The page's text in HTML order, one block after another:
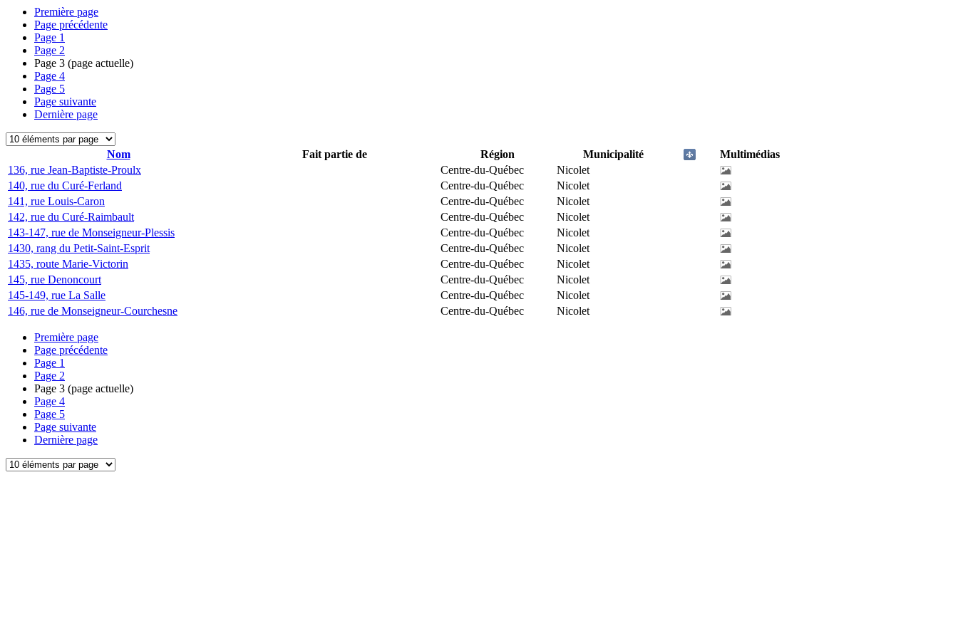
Première page
Page précédente
Page 1
Page 2
Page 3 (page actuelle)
Page 4
Page 5
Page suivante
Dernière page
Nom Fait partie de Région Municipalité
Multimédias
136, rue Jean-Baptiste-Proulx
Centre-du-Québec
Nicolet
140, rue du Curé-Ferland
Centre-du-Québec
Nicolet
141, rue Louis-Caron
Centre-du-Québec
Nicolet
142, rue du Curé-Raimbault
Centre-du-Québec
Nicolet
143-147, rue de Monseigneur-Plessis
Centre-du-Québec
Nicolet
1430, rang du Petit-Saint-Esprit
Centre-du-Québec
Nicolet
1435, route Marie-Victorin
Centre-du-Québec
Nicolet
145, rue Denoncourt
Centre-du-Québec
Nicolet
145-149, rue La Salle
Centre-du-Québec
Nicolet
146, rue de Monseigneur-Courchesne
Centre-du-Québec Nicolet
Première page
Page précédente
Page 1
Page 2
Page 3 (page actuelle)
Page 4
Page 5
Page suivante
Dernière page